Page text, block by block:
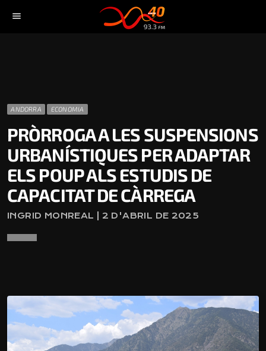
menu
ANDORRA ECONOMIA
PRÒRROGA A LES SUSPENSIONS
URBANÍSTIQUES PER ADAPTAR
ELS POUP ALS ESTUDIS DE
CAPACITAT DE CÀRREGA
INGRID MONREAL | 2 D'ABRIL DE 2025